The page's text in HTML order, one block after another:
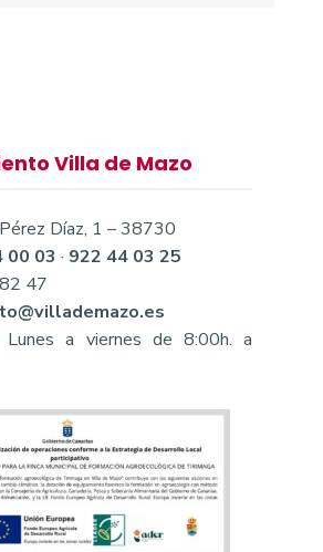
Villa de Mazo
Díaz, 1 – 38730
00 03 · 922 44 03 25
47
Lunes a viernes de 8:00h. a